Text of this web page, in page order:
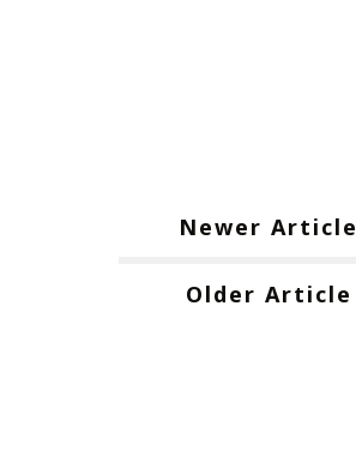
Newer Article
Older Article